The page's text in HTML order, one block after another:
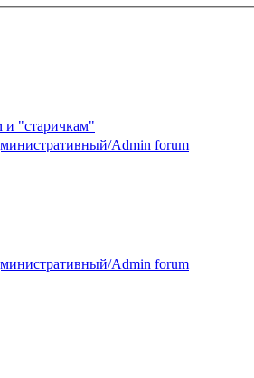
и "старичкам"
Admin forum
Admin forum